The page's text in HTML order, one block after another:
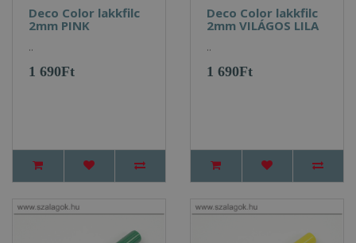
Deco Color lakkfilc
2mm PINK
..
1 690Ft
Deco Color lakkfilc
2mm VILÁGOS LILA
..
1 690Ft